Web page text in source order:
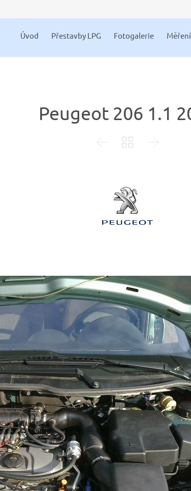
Úvod Přestavby LPG Fotogalerie
Peugeot 206 1.1
  